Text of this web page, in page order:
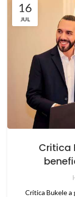
16
JUL
Critica
Critica Bukele a